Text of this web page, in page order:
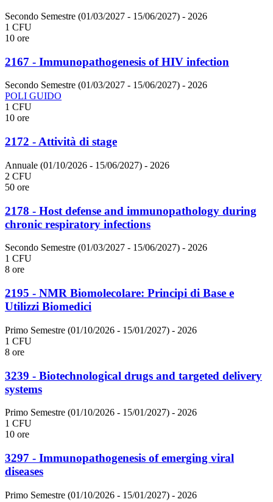
Secondo Semestre (01/03/2027 - 15/06/2027) - 2026
1 CFU
10 ore
2167 - Immunopathogenesis of HIV infection
Secondo Semestre (01/03/2027 - 15/06/2027) - 2026
POLI GUIDO
1 CFU
10 ore
2172 - Attività di stage
Annuale (01/10/2026 - 15/06/2027) - 2026
2 CFU
50 ore
2178 - Host defense and immunopathology during
chronic respiratory infections
Secondo Semestre (01/03/2027 - 15/06/2027) - 2026
1 CFU
8 ore
2195 - NMR Biomolecolare: Principi di Base e
Utilizzi Biomedici
Primo Semestre (01/10/2026 - 15/01/2027) - 2026
1 CFU
8 ore
3239 - Biotechnological drugs and targeted delivery
systems
Primo Semestre (01/10/2026 - 15/01/2027) - 2026
1 CFU
10 ore
3297 - Immunopathogenesis of emerging viral
diseases
Primo Semestre (01/10/2026 - 15/01/2027) - 2026